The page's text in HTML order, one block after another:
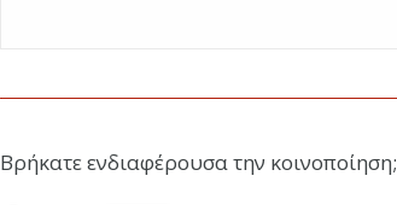
Βρήκατε ενδιαφέρουσα την κοινοποίηση;